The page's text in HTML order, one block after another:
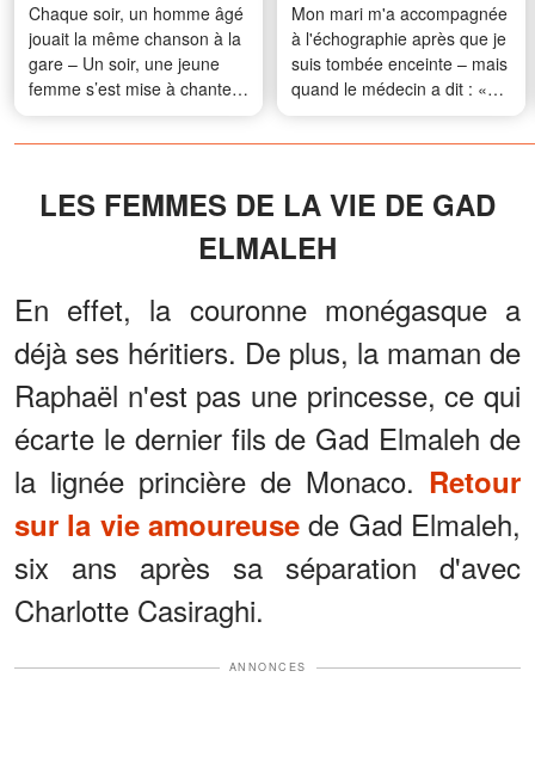
Chaque soir, un homme âgé
jouait la même chanson à la
gare – Un soir, une jeune
femme s’est mise à chanter
avec lui
Mon mari m'a accompagnée
à l'échographie après que je
suis tombée enceinte – mais
quand le médecin a dit : «
Regardez ici, et vous
comprendrez tout », il est
LES FEMMES DE LA VIE DE GAD
ELMALEH
En effet, la couronne monégasque a
déjà ses héritiers. De plus, la maman de
Raphaël n'est pas une princesse, ce qui
écarte le dernier fils de Gad Elmaleh de
la lignée princière de Monaco. Retour
sur la vie amoureuse de Gad Elmaleh,
six ans après sa séparation d'avec
Charlotte Casiraghi.
ANNONCES